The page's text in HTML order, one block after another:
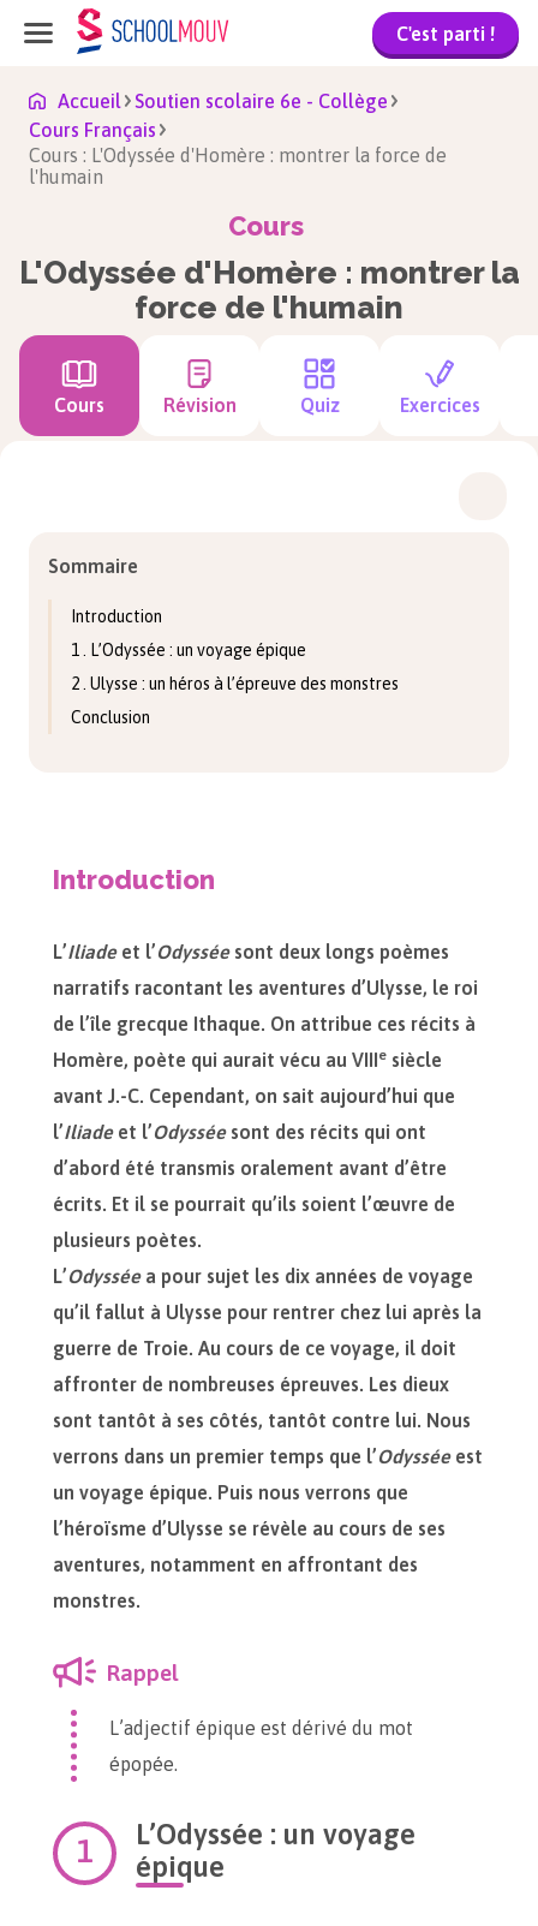
C'est parti !
Accueil
Soutien scolaire 6e - Collège
Cours Français
Cours : L'Odyssée d'Homère : montrer la force de
l'humain
Cours
L'Odyssée d'Homère : montrer la
force de l'humain
Cours Révision Quiz Exercices
Sommaire
Introduction
1 . L’Odyssée : un voyage épique
2 . Ulysse : un héros à l’épreuve des monstres
Conclusion
Introduction
L’Iliadeet l’Odysséesont deux longs poèmes
narratifs racontant les aventures d’Ulysse, le roi
de l’île grecque Ithaque. On attribue ces récits à
Homère, poète qui aurait vécu au VIIIe siècle
avant J.-C. Cependant, on sait aujourd’hui que
l’Iliadeet l’Odysséesont des récits qui ont
d’abord été transmis oralement avant d’être
écrits. Et il se pourrait qu’ils soient l’œuvre de
plusieurs poètes.
L’Odysséea pour sujet les dix années de voyage
qu’il fallut à Ulysse pour rentrer chez lui après la
guerre de Troie. Au cours de ce voyage, il doit
affronter de nombreuses épreuves. Les dieux
sont tantôt à ses côtés, tantôt contre lui. Nous
verrons dans un premier temps que l’Odysséeest
un voyage épique. Puis nous verrons que
l’héroïsme d’Ulysse se révèle au cours de ses
aventures, notamment en affrontant des
monstres.
Rappel
L’adjectif épique est dérivé du mot
épopée.
L’Odyssée : un voyage
épique